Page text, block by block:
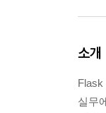
소개
Flask
실무